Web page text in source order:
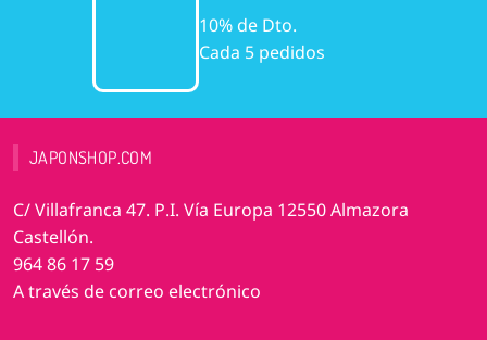
10% de Dto.
Cada 5 pedidos
JAPONSHOP.COM
C/ Villafranca 47. P.I. Vía Europa 12550 Almazora
Castellón.
964 86 17 59
A través de correo electrónico